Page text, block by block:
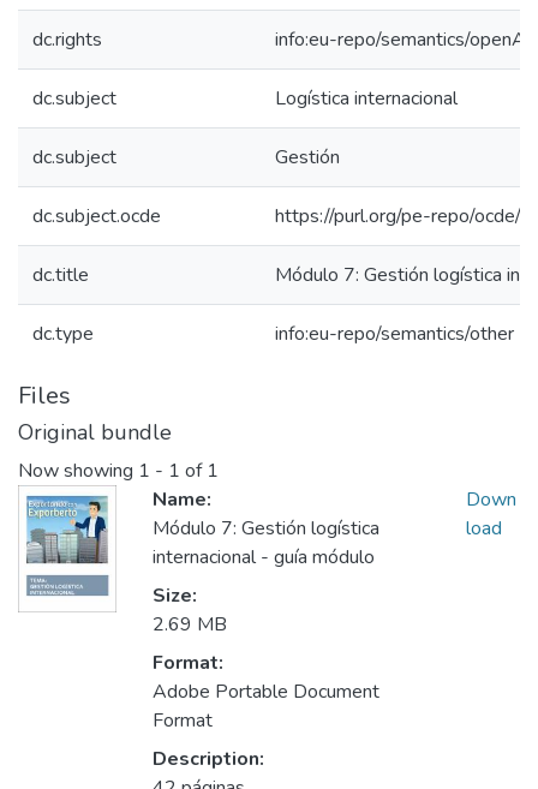
dc.rights info:eu-repo/semantics/
dc.subject Logística internacional
dc.subject Gestión
dc.subject.ocde https://purl.org/pe-repo/ocde/
dc.title Módulo 7: Gestión logística
dc.type info:eu-repo/semantics/other
Files
Original bundle
Now showing 1 - 1 of 1
Name:
Módulo 7: Gestión logística
internacional - guía módulo
Size:
2.69 MB
Format:
Adobe Portable Document
Format
Description:
Down
load